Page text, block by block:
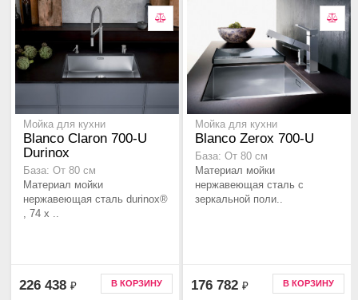
Мойка для кухни
Blanco Claron 700-U
Durinox
База: От 80 см
Материал мойки
нержавеющая сталь durinox®
, 74 x ..
226 438 ₽ В КОРЗИНУ
Мойка для кухни
Blanco Zerox 700-U
База: От 80 см
Материал мойки
нержавеющая сталь с
зеркальной поли..
176 782 ₽ В КОРЗИНУ